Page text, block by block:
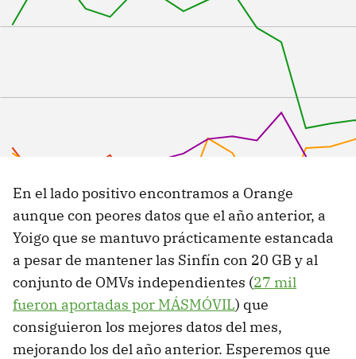
En el lado positivo encontramos a Orange
aunque con peores datos que el año anterior, a
Yoigo que se mantuvo prácticamente estancada
a pesar de mantener las Sinfín con 20 GB y al
conjunto de OMVs independientes (27 mil
fueron aportadas por MÁSMÓVIL) que
consiguieron los mejores datos del mes,
mejorando los del año anterior. Esperemos que